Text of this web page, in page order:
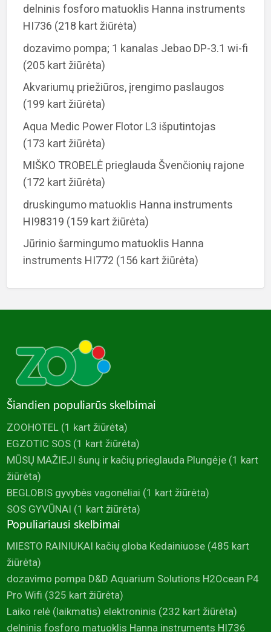
delninis fosforo matuoklis Hanna instruments
HI736 (218 kart žiūrėta)
dozavimo pompa; 1 kanalas Jebao DP-3.1 wi-fi
(205 kart žiūrėta)
Akvariumų priežiūros, įrengimo paslaugos
(199 kart žiūrėta)
Aqua Medic Power Flotor L3 išputintojas
(173 kart žiūrėta)
MIŠKO TROBELĖ prieglauda Švenčionių rajone
(172 kart žiūrėta)
druskingumo matuoklis Hanna instruments
HI98319 (159 kart žiūrėta)
Jūrinio šarmingumo matuoklis Hanna
instruments HI772 (156 kart žiūrėta)
Šiandien populiarūs skelbimai
ZOOHOTEL (1 kart žiūrėta)
EGZOTIC SOS(1 kart žiūrėta)
MŪSŲ MAŽIEJI šunų ir kačių prieglauda Plungėje(1 kart
žiūrėta)
BEGLOBIS gyvybės vagonėliai (1 kart žiūrėta)
SOS GYVŪNAI (1 kart žiūrėta)
Populiariausi skelbimai
MIESTO RAINIUKAI kačių globa Kedainiuose(485 kart
žiūrėta)
dozavimo pompa D&D Aquarium Solutions H2Ocean P4
Pro Wifi (325 kart žiūrėta)
Laiko relė (laikmatis) elektroninis (232 kart žiūrėta)
delninis fosforo matuoklis Hanna instruments HI736